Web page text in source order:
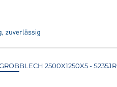
2500X1250X5 - S235JR